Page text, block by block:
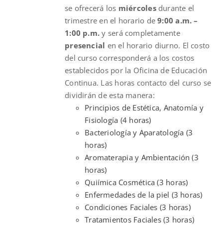
se ofrecerá los miércolesdurante el
trimestre en el horario de9:00 a.m. –
1:00 p.m. y será completamente
presencial en el horario diurno. El costo
del curso corresponderá a los costos
establecidos por la Oficina de Educación
Continua. Las horas contacto del curso se
dividirán de esta manera:
Principios de Estética, Anatomía y
Fisiología (4 horas)
Bacteriología y Aparatología (3
horas)
Aromaterapia y Ambientación (3
horas)
Quiímica Cosmética (3 horas)
Enfermedades de la piel (3 horas)
Condiciones Faciales (3 horas)
Tratamientos Faciales (3 horas)